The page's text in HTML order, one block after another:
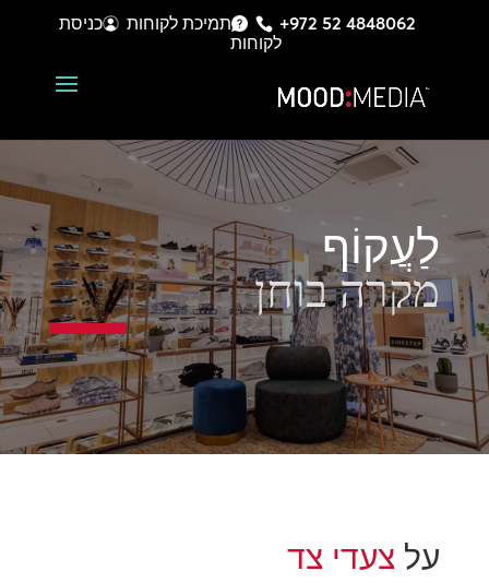
+972 52 4848062 תמיכת לקוחות
כניסת
לקוחות
לַעֲקוֹף
מקרה בוחן
על צעדי צד